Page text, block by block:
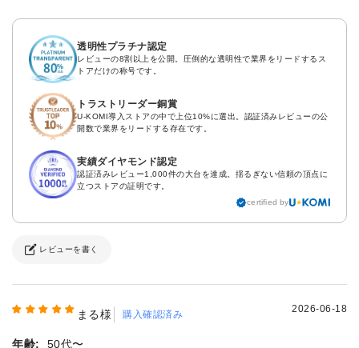
透明性プラチナ認定
レビューの8割以上を公開。圧倒的な透明性で業界をリードするス
トアだけの称号です。
トラストリーダー銅賞
U-KOMI導入ストアの中で上位10%に選出。認証済みレビューの公
開数で業界をリードする存在です。
実績ダイヤモンド認定
認証済みレビュー1,000件の大台を達成。揺るぎない信頼の頂点に
立つストアの証明です。
certified by
レビューを書く
まる様 購入確認済み 2026-06-18
年齢:
50代〜